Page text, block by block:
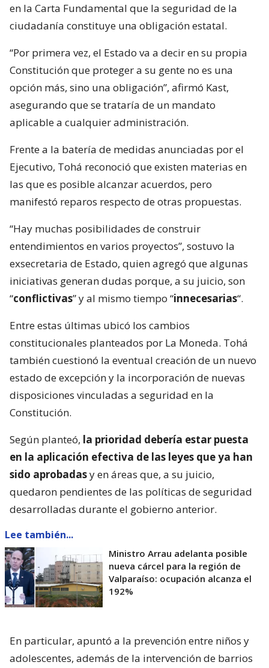
en la Carta Fundamental que la seguridad de la
ciudadanía constituye una obligación estatal.
“Por primera vez, el Estado va a decir en su propia
Constitución que proteger a su gente no es una
opción más, sino una obligación”, afirmó Kast,
asegurando que se trataría de un mandato
aplicable a cualquier administración.
Frente a la batería de medidas anunciadas por el
Ejecutivo, Tohá reconoció que existen materias en
las que es posible alcanzar acuerdos, pero
manifestó reparos respecto de otras propuestas.
“Hay muchas posibilidades de construir
entendimientos en varios proyectos”, sostuvo la
exsecretaria de Estado, quien agregó que algunas
iniciativas generan dudas porque, a su juicio, son
“conflictivas” y al mismo tiempo “innecesarias“.
Entre estas últimas ubicó los cambios
constitucionales planteados por La Moneda. Tohá
también cuestionó la eventual creación de un nuevo
estado de excepción y la incorporación de nuevas
disposiciones vinculadas a seguridad en la
Constitución.
Según planteó, la prioridad debería estar puesta
en la aplicación efectiva de las leyes que ya han
sido aprobadasy en áreas que, a su juicio,
quedaron pendientes de las políticas de seguridad
desarrolladas durante el gobierno anterior.
Lee también...
Ministro Arrau adelanta posible
nueva cárcel para la región de
Valparaíso: ocupación alcanza el
192%
En particular, apuntó a la prevención entre niños y
adolescentes, además de la intervención de barrios